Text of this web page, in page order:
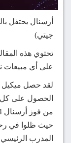
أرسنال يحتفل
جيتي)
تحتوي هذه
على أي مبيعات
لقد حصل ميكيل
الحصول على
حيث ظلوا في
المدرب